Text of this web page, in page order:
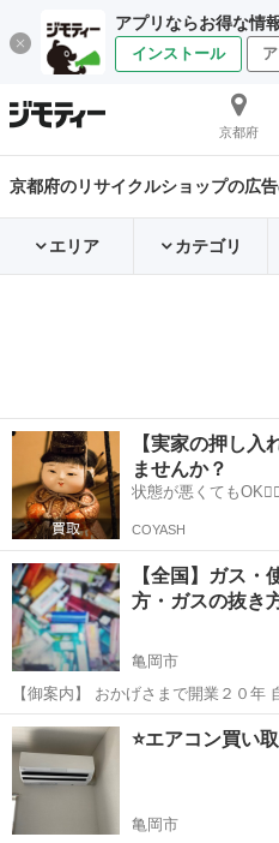
アプリならお得な情
インストール
京都府
京都府のリサイクルショップの広
エリア カテゴリ
【実家の押し入
ませんか？
状態が悪くても
COYASH
【全国】ガス・
方・ガスの抜き
亀岡市
【御案内】 おかげさまで開業２０年 自宅から簡単送るだけ！ 使用途
中・中身入り・ガス入り ライター＆100円・使い捨てライターの処分
でお困り ですか？ ファー
京都 亀岡市 リサイクルシ
⭐️エアコン買い
亀岡市